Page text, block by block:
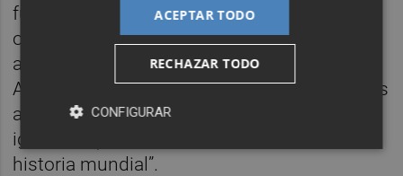
futuro de la humanidad en este libro, una
obra de investigación excepcional y
accesible, de enorme éxito en Reino Unido y
Alemania, que ha abierto los ojos de muchos
acerca de uno de los mayores (y más
ignorados) factores que determinan la
historia mundial”.
ACEPTAR TODO
RECHAZAR TODO
CONFIGURAR